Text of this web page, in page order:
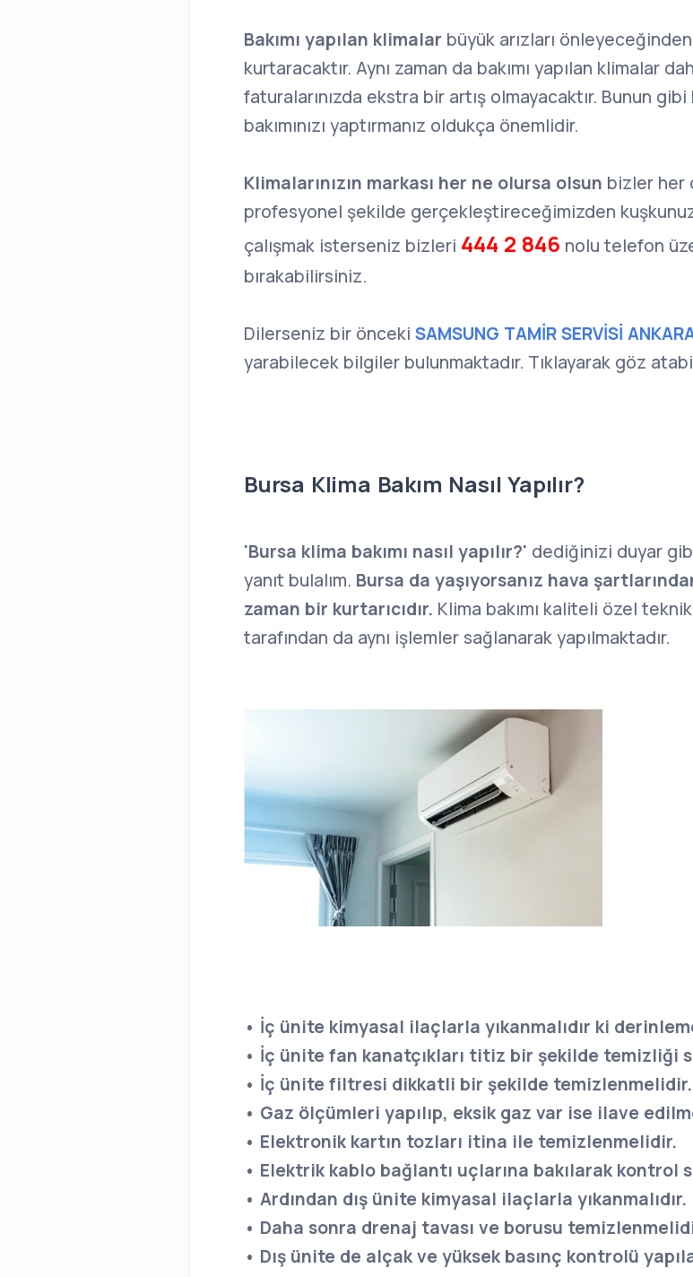
Bakımı yapılan klimalar büyük arızları
kurtaracaktır. Aynı zaman da bakımı yapılan klimalar
faturalarınızda ekstra bir artış olmayacaktır. Bunun
bakımınızı yaptırmanız oldukça önemlidir.
Klimalarınızın markası her ne olursa olsun bizler her
profesyonel şekilde gerçekleştireceğimizden
çalışmak isterseniz bizleri 444 2 846 nolu telefon
bırakabilirsiniz.
Dilerseniz bir önceki SAMSUNG TAMİR SERVİSİ
yarabilecek bilgiler bulunmaktadır. Tıklayarak göz
Bursa Klima Bakım Nasıl Yapılır?
'Bursa klima bakımı nasıl yapılır?' dediğinizi duyar
yanıt bulalım. Bursa da yaşıyorsanız hava
zaman bir kurtarıcıdır. Klima bakımı kaliteli özel
tarafından da aynı işlemler sağlanarak yapılmaktadır.
• İç ünite kimyasal ilaçlarla yıkanmalıdır ki
• İç ünite fan kanatçıkları titiz bir şekilde temizliği
• İç ünite filtresi dikkatli bir şekilde temizlenmelidir.
• Gaz ölçümleri yapılıp, eksik gaz var ise ilave
• Elektronik kartın tozları itina ile temizlenmelidir.
• Elektrik kablo bağlantı uçlarına bakılarak kontrol
• Ardından dış ünite kimyasal ilaçlarla yıkanmalıdır.
• Daha sonra drenaj tavası ve borusu
• Dış ünite de alçak ve yüksek basınç kontrolü